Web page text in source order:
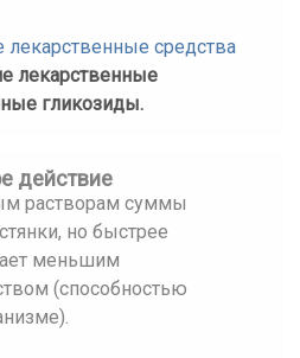
средства
лекарственные
гликозиды.
действие
растворам суммы
но быстрее
меньшим
(способностью